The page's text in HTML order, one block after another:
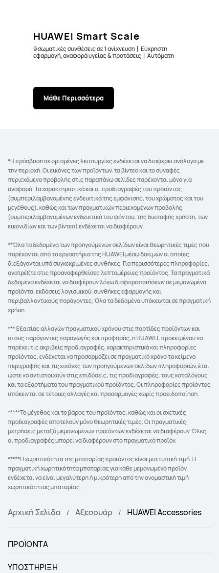
HUAWEI Smart Scale
9 σωματικές συνθέσεις σε 1 ανίχνευση丨Εύχρηστη
εφαρμογή, αναφορά υγείας & προτάσεις丨Αυτόματη
Μάθε Περισσότερα
*Η πρόσβαση σε ορισμένες λειτουργίες ενδέχεται να διαφέρει ανάλογα με
την περιοχή. Οι εικόνες των προϊόντων, τα βίντεο και το συναφές
περιεχόμενο προβολής στις παραπάνω σελίδες παρέχονται μόνο για
αναφορά. Τα χαρακτηριστικά και οι προδιαγραφές του προϊόντος
(συμπεριλαμβανομένης ενδεικτικά της εμφάνισης, του χρώματος και του
μεγέθους), καθώς και των πραγματικών περιεχομένων προβολής
(συμπεριλαμβανομένων ενδεικτικά του φόντου, της διεπαφής χρήστη, των
εικονιδίων και των βίντεο) ενδέχεται να διαφέρουν.
**Όλα τα δεδομένα των προηγούμενων σελίδων είναι θεωρητικές τιμές που
παρέχονται από τα εργαστήρια της HUAWEI μέσω δοκιμών οι οποίες
διεξάγονται υπό συγκεκριμένες συνθήκες. Για περισσότερες πληροφορίες,
ανατρέξτε στις προαναφερθείσες λεπτομέρειες προϊόντος. Τα πραγματικά
δεδομένα ενδέχεται να διαφέρουν λόγω διαφοροποιήσεων σε μεμονωμένα
προϊόντα, εκδόσεις λογισμικού, συνθήκες εφαρμογής και
περιβαλλοντικούς παράγοντες. Όλα τα δεδομένα υπόκεινται σε πραγματική
χρήση.
*** Εξαιτίας αλλαγών πραγματικού χρόνου στις παρτίδες προϊόντων και
στους παράγοντες παραγωγής και προφοράς, η HUAWEI, προκειμένου να
παρέχει τις ακριβείς προδιαγραφές, χαρακτηριστικά και πληροφορίες
προϊόντος, ενδέχεται να προσαρμόζει σε πραγματικό χρόνο τα κείμενα
περιγραφής και τις εικόνες των προηγούμενων σελίδων πληροφοριών, έτσι
ώστε να αντιστοιχούν στις επιδόσεις, τις προδιαγραφές, τους καταλόγους
και τα εξαρτήματα του πραγματικού προϊόντος. Οι πληροφορίες προϊόντος
υπόκεινται σε τέτοιες αλλαγές και προσαρμογές χωρίς προειδοποίηση.
*****Το μέγεθος και το βάρος του προϊόντος, καθώς και οι σχετικές
προδιαγραφές αποτελούν μόνο θεωρητικές τιμές. Οι πραγματικές
μετρήσεις μεταξύ μεμονωμένων προϊόντων ενδέχεται να διαφέρουν. Όλες
οι προδιαγραφές μπορεί να διαφέρουν στο πραγματικό προϊόν.
*****Η χωρητικότητα της μπαταρίας προϊόντος είναι μια τυπική τιμή. Η
πραγματική χωρητικότητα μπαταρίας για κάθε μεμονωμένο προϊόν
ενδέχεται να είναι μεγαλύτερη ή μικρότερη από την ονομαστική τιμή
χωρητικότητας μπαταρίας.
Αρχική Σελίδα Αξεσουάρ HUAWEI Accessories
ΠΡΟΪΟΝΤΑ
ΥΠΟΣΤΗΡΙΞΗ